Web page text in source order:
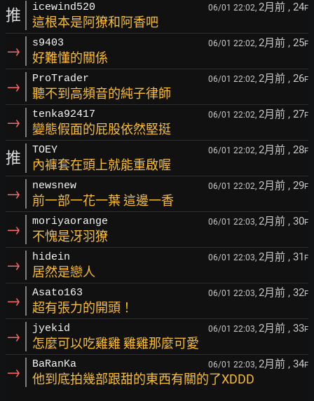
推 icewind520 06/01 22:02, 2月前 , 24F
這根本是阿獠和阿香吧
→ s9403 06/01 22:02, 2月前 , 25F
好難懂的關係
→ ProTrader 06/01 22:02, 2月前 , 26F
聽不到高頻音的純子律師
→ tenka92417 06/01 22:02, 2月前 , 27F
變態假面的屁股依然堅挺
推 TOEY 06/01 22:02, 2月前 , 28F
內褲套在頭上就能重啟喔
→ newsnew 06/01 22:02, 2月前 , 29F
前一部一花一葉 這邊一香
→ moriyaorange 06/01 22:03, 2月前 , 30F
不愧是冴羽獠
→ hidein 06/01 22:03, 2月前 , 31 F
居然是戀人
→ Asato163 06/01 22:03, 2月前 , 32F
超有張力的開頭！
→ jyekid 06/01 22:03, 2月前 , 33F
怎麼可以吃雞雞 雞雞那麼可愛
→ BaRanKa 06/01 22:03, 2月前 , 34F
他到底拍幾部跟甜的東西有關的了XDDD